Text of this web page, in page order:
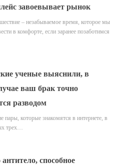
завоевывает рынок
– незабываемое время, которое мы
в комфорте, если заранее позаботимся
ученые выяснили, в
ваш брак точно
разводом
пары, которые знакомятся в интернете, в
трех…
способное